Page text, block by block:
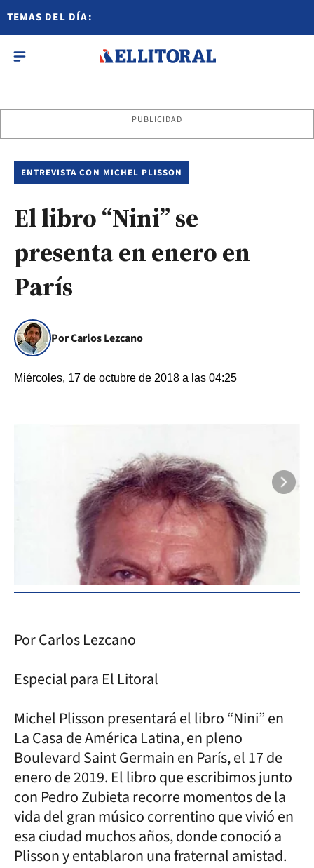
TEMAS DEL DÍA:
PUBLICIDAD
ENTREVISTA CON MICHEL PLISSON
El libro “Nini” se
presenta en enero en
París
Por Carlos Lezcano
Miércoles, 17 de octubre de 2018 a las 04:25
Por Carlos Lezcano
Especial para El Litoral
Michel Plisson presentará el libro “Nini” en
La Casa de América Latina, en pleno
Boulevard Saint Germain en París, el 17 de
enero de 2019. El libro que escribimos junto
con Pedro Zubieta recorre momentos de la
vida del gran músico correntino que vivió en
esa ciudad muchos años, donde conoció a
Plisson y entablaron una fraternal amistad.